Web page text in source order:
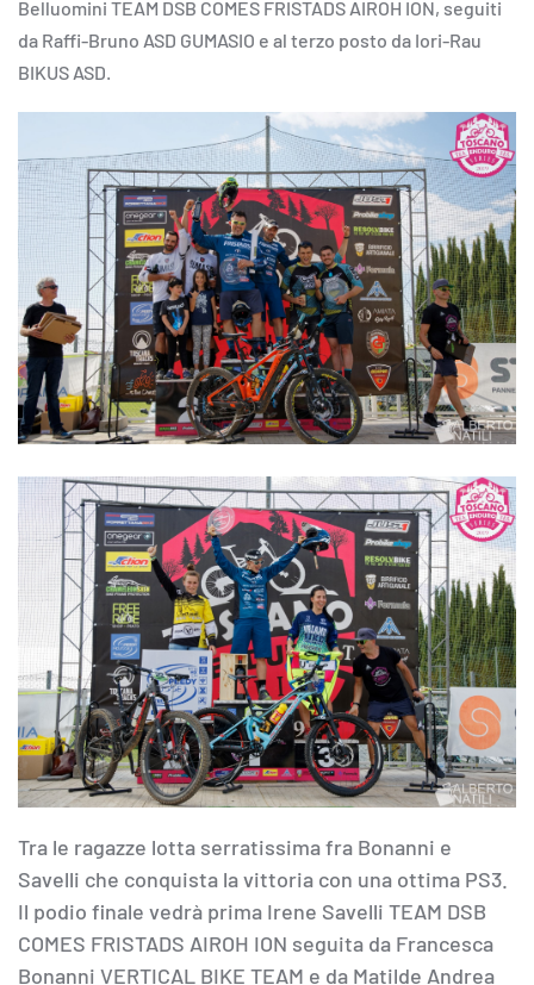
Belluomini TEAM DSB COMES FRISTADS AIROH ION, seguiti
da Raffi-Bruno ASD GUMASIO e al terzo posto da Iori-Rau
BIKUS ASD.
Tra le ragazze lotta serratissima fra Bonanni e
Savelli che conquista la vittoria con una ottima PS3.
Il podio finale vedrà prima Irene Savelli TEAM DSB
COMES FRISTADS AIROH ION seguita da Francesca
Bonanni VERTICAL BIKE TEAM e da Matilde Andrea